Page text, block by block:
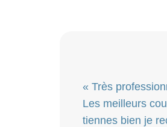
« Très
Les meilleurs
tiennes bien je